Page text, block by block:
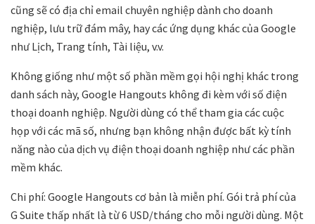
cũng sẽ có địa chỉ email chuyên nghiệp dành cho doanh
nghiệp, lưu trữ đám mây, hay các ứng dụng khác của Google
như Lịch, Trang tính, Tài liệu, v.v.
Không giống như một số phần mềm gọi hội nghị khác trong
danh sách này, Google Hangouts không đi kèm với số điện
thoại doanh nghiệp. Người dùng có thể tham gia các cuộc
họp với các mã số, nhưng bạn không nhận được bất kỳ tính
năng nào của dịch vụ điện thoại doanh nghiệp như các phần
mềm khác.
Chi phí: Google Hangouts cơ bản là miễn phí. Gói trả phí của
G Suite thấp nhất là từ 6 USD/tháng cho mỗi người dùng. Một